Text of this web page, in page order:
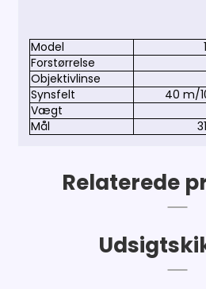
Model
Forstørrelse
Objektivlinse
Synsfelt
40 m/
Vægt
Mål
Relaterede